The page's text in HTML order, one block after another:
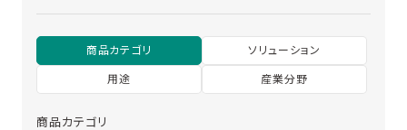
商品カテゴリ ソリューション
用途 産業分野
商品カテゴリ